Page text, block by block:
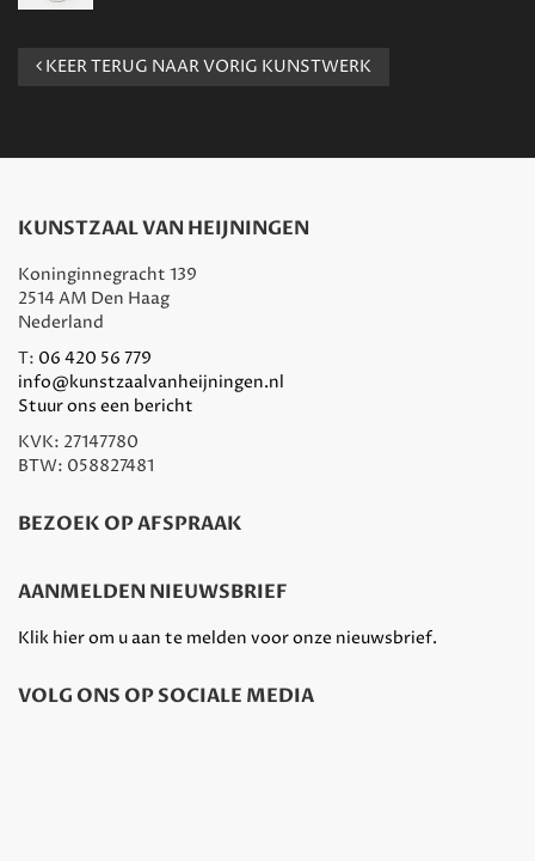
KEER TERUG NAAR VORIG KUNSTWERK
KUNSTZAAL VAN HEIJNINGEN
Koninginnegracht 139
2514 AM Den Haag
Nederland
T: 06 420 56 779
info@kunstzaalvanheijningen.nl
Stuur ons een bericht
KVK: 27147780
BTW: 058827481
BEZOEK OP AFSPRAAK
AANMELDEN NIEUWSBRIEF
Klik hier om u aan te melden voor onze nieuwsbrief.
VOLG ONS OP SOCIALE MEDIA